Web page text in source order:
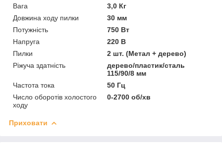
Вага
3,0 Кг
Довжина ходу пилки
30 мм
Потужність
750 Вт
Напруга
220 В
Пилки
2 шт. (Метал + дерево)
Ріжуча здатність
дерево/пластик/сталь
115/90/8 мм
Частота тока
50 Гц
Число оборотів холостого
ходу
0-2700 об/хв
Приховати